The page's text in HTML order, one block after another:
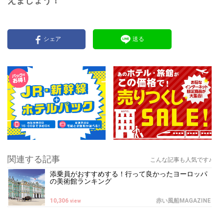
シェア 送る
関連する記事 こんな記事も人気です♪
添乗員がおすすめする！行って良かったヨーロッパ
の美術館ランキング
赤い風船MAGAZINE
10,306 view